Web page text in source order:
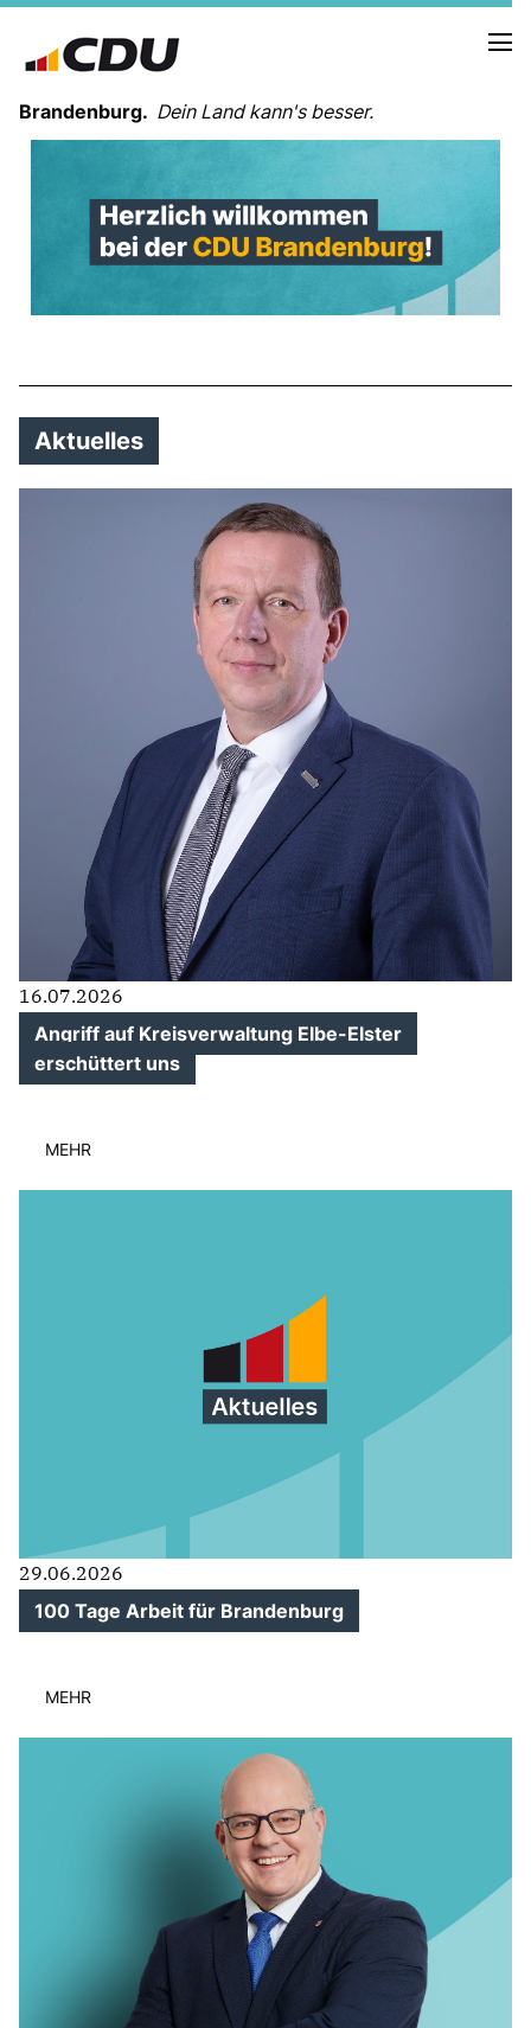
Brandenburg. Dein Land kann's besser.
TERMINE
KREISVERBÄNDE
VEREINIGUNGEN UND SONDERORGANISATIONEN
PARTEIGESCHICHTE
PARTEIGERICHT
IM LANDTAG
IN DER LANDESREGIERUNG
IM BUNDESTAG
IM EUROPÄISCHEN PARLAMENT
NEWSLETTER ABONNIEREN
BILDER
PROGRAMME
WICHTIGE BESCHLÜSSE DER CDU BRANDENBURG
75 JAHRE CDU BRANDENBURG
PRESSE
Mitglied werden
Aktuelles
16.07.2026
Angriff auf Kreisverwaltung Elbe-Elster
erschüttert uns
MEHR
29.06.2026
100 Tage Arbeit für Brandenburg
MEHR